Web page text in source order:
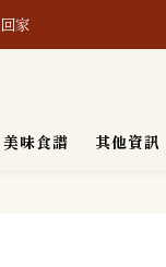
家
美味食譜 其他資訊